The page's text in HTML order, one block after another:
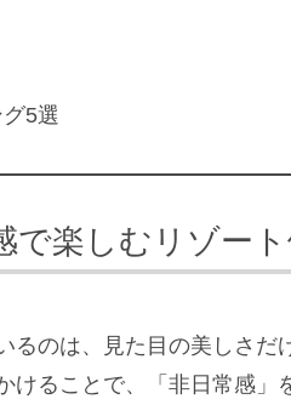
5選
楽しむリゾート
のは、見た目の美しさだ
けることで、「非日常感」